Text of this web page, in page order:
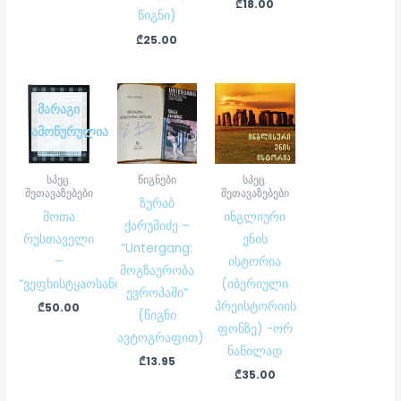
წიგნი)
₾25.00
₾18.00
ᲛᲐᲠᲐᲒᲘ
ᲐᲛᲝᲬᲣᲠᲣᲚᲘᲐ
სპეც.
შეთავაზებები
შოთა
რუსთაველი
–
“ვეფხისტყაოსანი”
₾50.00
წიგნები
ზურაბ
ქარუმიძე –
“Untergang:
მოგზაურობა
ევროპაში”
(წიგნი
ავტოგრაფით)
₾13.95
სპეც.
შეთავაზებები
ინგლიური
ენის
ისტორია
(იბერიული
პრეისტორიის
ფონზე) -ორ
ნაწილად
₾35.00